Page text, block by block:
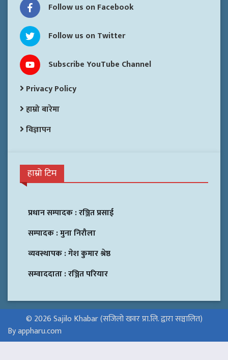
Follow us on Facebook
Follow us on Twitter
Subscribe YouTube Channel
Privacy Policy
हाम्रो बारेमा
विज्ञापन
हाम्रो टिम
प्रधान सम्पादक :रञ्जित प्रसाई
सम्पादक :मुना निरौला
व्यवस्थापक :गेश कुमार श्रेष्ठ
सम्वाददाता :रञ्जित परियार
© 2026 Sajilo Khabar (सजिलो खवर प्रा.लि. द्वारा सञ्चालित)
By appharu.com